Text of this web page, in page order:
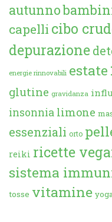
autunno
capelli cibo
depurazione
energie rinnovabili estate
glutine gravidanza
insonnia limone
essenziali orto
reiki ricette
sistema
tosse vitamine